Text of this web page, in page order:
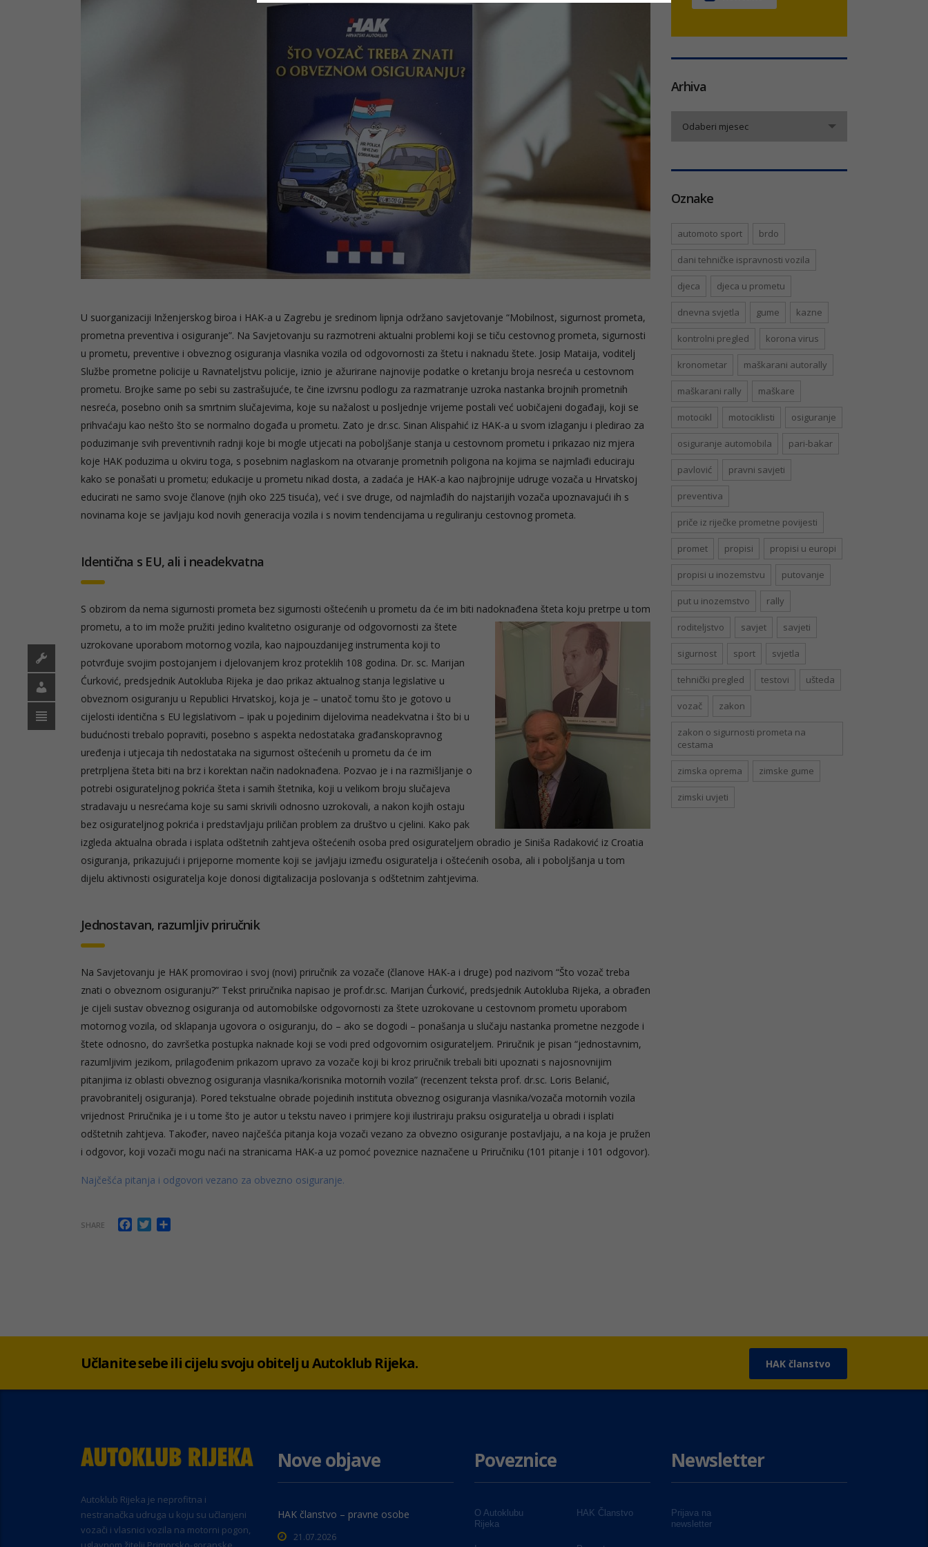
U suorganizaciji Inženjerskog biroa i HAK-a u Zagrebu je sredinom lipnja održano savjetovanje “Mobilnost, sigurnost prometa,
prometna preventiva i osiguranje”. Na Savjetovanju su razmotreni aktualni problemi koji se tiču cestovnog prometa, sigurnosti
u prometu, preventive i obveznog osiguranja vlasnika vozila od odgovornosti za štetu i naknadu štete. Josip Mataija, voditelj
Službe prometne policije u Ravnateljstvu policije, iznio je ažurirane najnovije podatke o kretanju broja nesreća u cestovnom
prometu. Brojke same po sebi su zastrašujuće, te čine izvrsnu podlogu za razmatranje uzroka nastanka brojnih prometnih
nesreća, posebno onih sa smrtnim slučajevima, koje su nažalost u posljednje vrijeme postali već uobičajeni događaji, koji se
prihvaćaju kao nešto što se normalno događa u prometu. Zato je dr.sc. Sinan Alispahić iz HAK-a u svom izlaganju i pledirao za
poduzimanje svih preventivnih radnji koje bi mogle utjecati na poboljšanje stanja u cestovnom prometu i prikazao niz mjera
koje HAK poduzima u okviru toga, s posebnim naglaskom na otvaranje prometnih poligona na kojima se najmlađi educiraju
kako se ponašati u prometu; edukacije u prometu nikad dosta, a zadaća je HAK-a kao najbrojnije udruge vozača u Hrvatskoj
educirati ne samo svoje članove (njih oko 225 tisuća), već i sve druge, od najmlađih do najstarijih vozača upoznavajući ih s
novinama koje se javljaju kod novih generacija vozila i s novim tendencijama u reguliranju cestovnog prometa.
Identična s EU, ali i neadekvatna
S obzirom da nema sigurnosti prometa bez sigurnosti oštećenih u prometu da će im biti nadoknađena šteta koju pretrpe u tom
prometu, a to im može pružiti jedino kvalitetno osiguranje od odgovornosti za štete
uzrokovane uporabom motornog vozila, kao najpouzdanijeg instrumenta koji to
potvrđuje svojim postojanjem i djelovanjem kroz proteklih 108 godina. Dr. sc. Marijan
Ćurković, predsjednik Autokluba Rijeka je dao prikaz aktualnog stanja legislative u
obveznom osiguranju u Republici Hrvatskoj, koja je – unatoč tomu što je gotovo u
cijelosti identična s EU legislativom – ipak u pojedinim dijelovima neadekvatna i što bi u
budućnosti trebalo popraviti, posebno s aspekta nedostataka građanskopravnog
uređenja i utjecaja tih nedostataka na sigurnost oštećenih u prometu da će im
pretrpljena šteta biti na brz i korektan način nadoknađena. Pozvao je i na razmišljanje o
potrebi osigurateljnog pokrića šteta i samih štetnika, koji u velikom broju slučajeva
stradavaju u nesrećama koje su sami skrivili odnosno uzrokovali, a nakon kojih ostaju
bez osigurateljnog pokrića i predstavljaju priličan problem za društvo u cjelini. Kako pak
izgleda aktualna obrada i isplata odštetnih zahtjeva oštećenih osoba pred osigurateljem obradio je Siniša Radaković iz Croatia
osiguranja, prikazujući i prijeporne momente koji se javljaju između osiguratelja i oštećenih osoba, ali i poboljšanja u tom
dijelu aktivnosti osiguratelja koje donosi digitalizacija poslovanja s odštetnim zahtjevima.
Jednostavan, razumljiv priručnik
Na Savjetovanju je HAK promovirao i svoj (novi) priručnik za vozače (članove HAK-a i druge) pod nazivom “Što vozač treba
znati o obveznom osiguranju?” Tekst priručnika napisao je prof.dr.sc. Marijan Ćurković, predsjednik Autokluba Rijeka, a obrađen
je cijeli sustav obveznog osiguranja od automobilske odgovornosti za štete uzrokovane u cestovnom prometu uporabom
motornog vozila, od sklapanja ugovora o osiguranju, do – ako se dogodi – ponašanja u slučaju nastanka prometne nezgode i
štete odnosno, do završetka postupka naknade koji se vodi pred odgovornim osigurateljem. Priručnik je pisan “jednostavnim,
razumljivim jezikom, prilagođenim prikazom upravo za vozače koji bi kroz priručnik trebali biti upoznati s najosnovnijim
pitanjima iz oblasti obveznog osiguranja vlasnika/korisnika motornih vozila” (recenzent teksta prof. dr.sc. Loris Belanić,
pravobranitelj osiguranja). Pored tekstualne obrade pojedinih instituta obveznog osiguranja vlasnika/vozača motornih vozila
vrijednost Priručnika je i u tome što je autor u tekstu naveo i primjere koji ilustriraju praksu osiguratelja u obradi i isplati
odštetnih zahtjeva. Također, naveo najčešća pitanja koja vozači vezano za obvezno osiguranje postavljaju, a na koja je pružen
i odgovor, koji vozači mogu naći na stranicama HAK-a uz pomoć poveznice naznačene u Priručniku (101 pitanje i 101 odgovor).
Najčešća pitanja i odgovori vezano za obvezno osiguranje.
SHARE Facebook
Twitter
Arhiva
Odaberi mjesec
Oznake
automoto sport brdo
dani tehničke ispravnosti vozila
djeca djeca u prometu
dnevna svjetla gume kazne
kontrolni pregled korona virus
kronometar maškarani autorally
maškarani rally maškare
motocikl motociklisti osiguranje
osiguranje automobila pari-bakar
pavlović pravni savjeti
preventiva
priče iz riječke prometne povijesti
promet propisi propisi u europi
propisi u inozemstvu putovanje
put u inozemstvo rally
roditeljstvo savjet savjeti
sigurnost sport svjetla
tehnički pregled testovi ušteda
vozač zakon
zakon o sigurnosti prometa na
cestama
zimska oprema zimske gume
zimski uvjeti
Učlanite sebe ili cijelu svoju obitelj u Autoklub Rijeka. HAK članstvo
Autoklub Rijeka je neprofitna i
nestranačka udruga u koju su učlanjeni
vozači i vlasnici vozila na motorni pogon,
Nove objave
HAK članstvo – pravne osobe
21.07.2026
Poveznice
O Autoklubu
Rijeka
HAK Članstvo
Newsletter
Prijava na
newsletter